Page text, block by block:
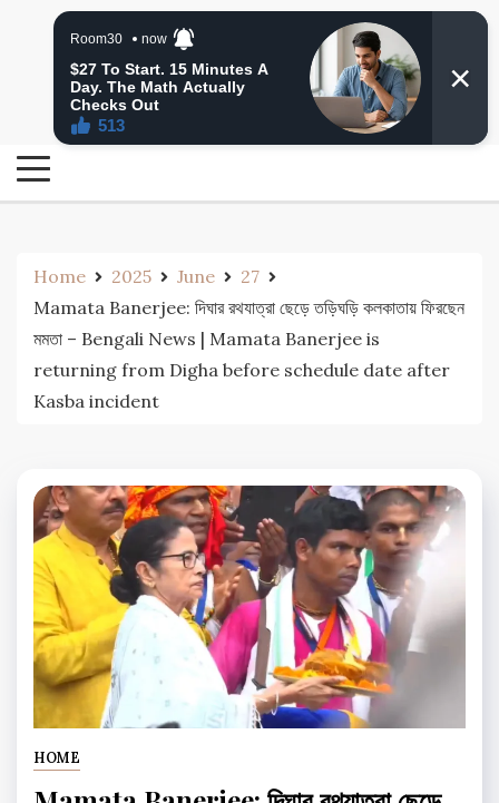
24 Ghanta Bangla News
24 Ghanta Bengali News
Home 2025 June
27
Mamata Banerjee: দিঘার রথযাত্রা ছেড়ে তড়িঘড়ি কলকাতায় ফিরছেন
মমতা – Bengali News | Mamata Banerjee is
returning from Digha before schedule date after
Kasba incident
HOME